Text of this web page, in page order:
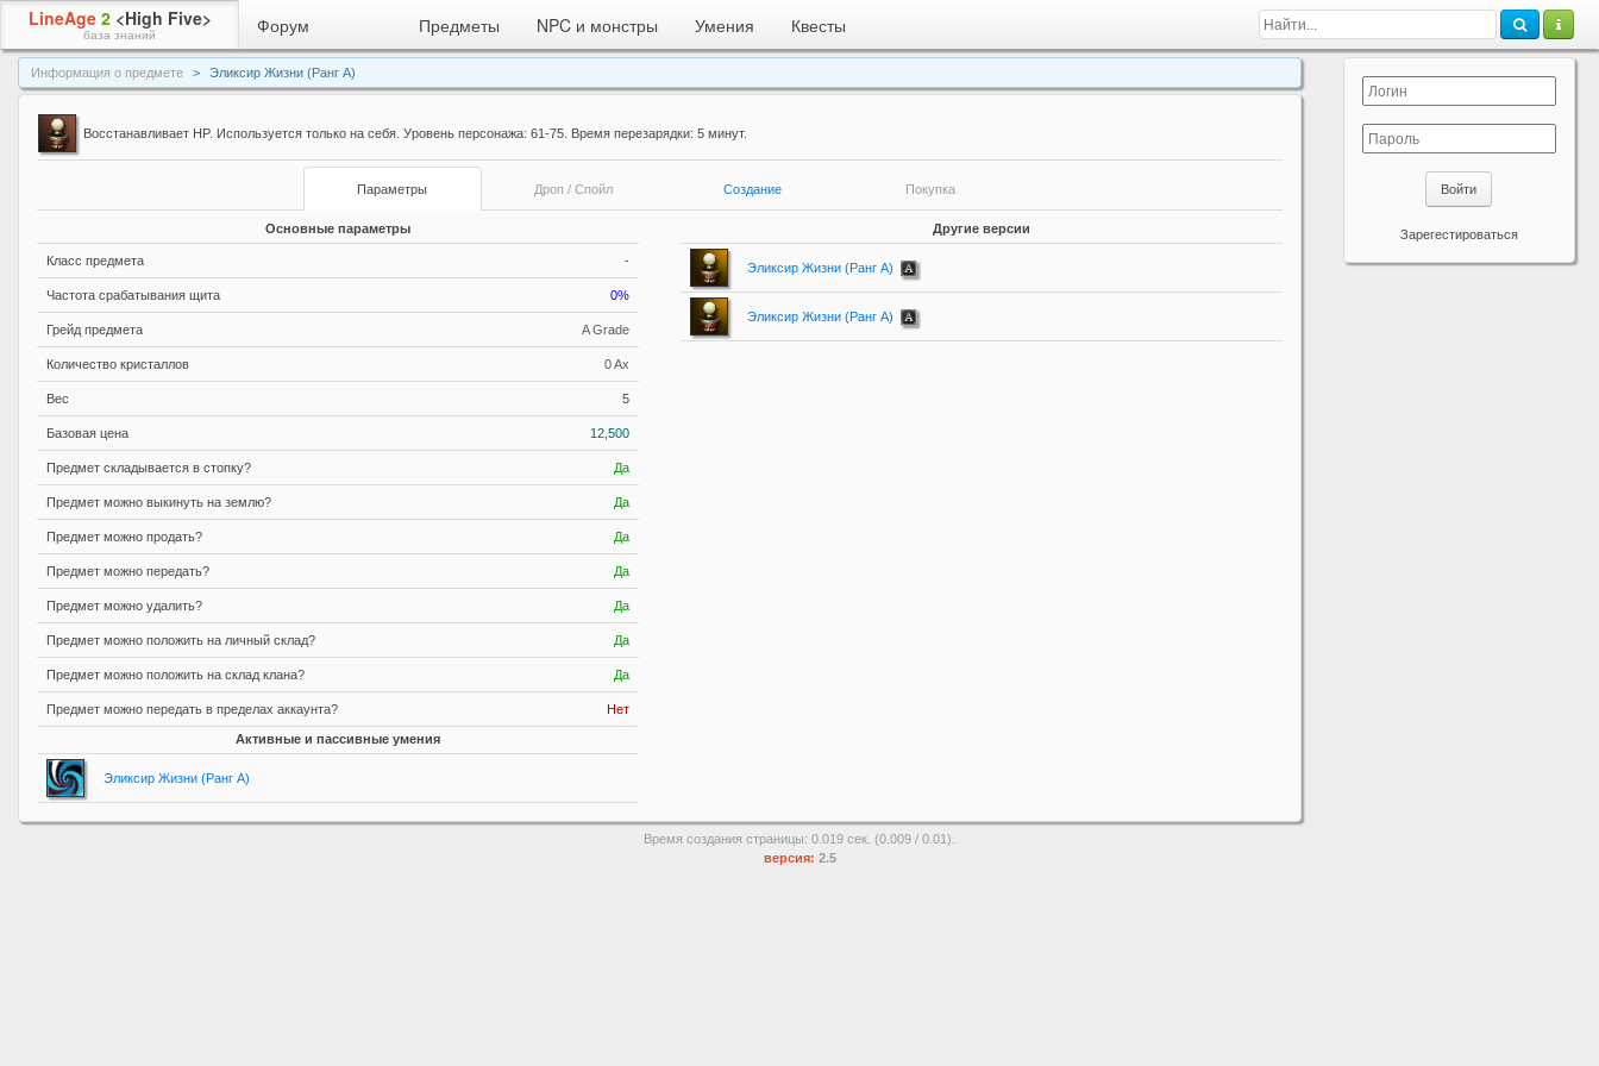
LineAge 2 <High Five>
база знаний Форум Предметы NPC и монстры Умения Квесты
Информация о предмете Эликсир Жизни (Ранг A)
Восстанавливает HP. Используется только на себя. Уровень персонажа: 61-75. Время перезарядки: 5 минут.
Параметры Дроп / Спойл Создание Покупка
Основные параметры
Класс предмета -
Частота срабатывания щита 0%
Грейд предмета A Grade
Количество кристаллов 0 Ax
Вес 5
Базовая цена 12,500
Предмет складывается в стопку? Да
Предмет можно выкинуть на землю? Да
Предмет можно продать? Да
Предмет можно передать? Да
Предмет можно удалить? Да
Предмет можно положить на личный склад? Да
Предмет можно положить на склад клана? Да
Предмет можно передать в пределах аккаунта? Нет
Активные и пассивные умения
Эликсир Жизни (Ранг A)
Другие версии
Эликсир Жизни (Ранг A)
Эликсир Жизни (Ранг A)
Войти
Зарегестироваться
Время создания страницы: 0.019 сек. (0.009 / 0.01).
версия: 2.5